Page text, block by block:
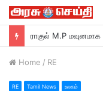
Home / RE
RE Tamil News உலகம்